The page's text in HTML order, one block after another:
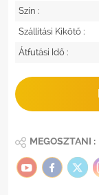
Szín :
Szállítási Kikötő :
Átfutási Idő :
MEGOSZTANI :